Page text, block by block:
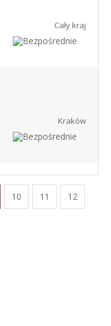
Cały kraj
Kraków
10 11 12